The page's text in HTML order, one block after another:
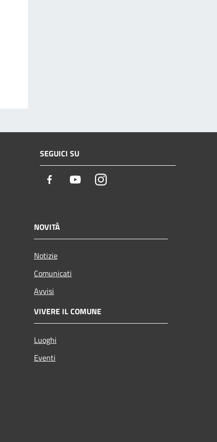
SEGUICI SU
Facebook YoutubeInstagram
NOVITÀ
Notizie
Comunicati
Avvisi
VIVERE IL COMUNE
Luoghi
Eventi